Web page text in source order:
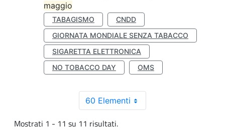
maggio
TABAGISMO
CNDD
GIORNATA MONDIALE SENZA TABACCO
SIGARETTA ELETTRONICA
NO TOBACCO DAY
OMS
60 Elementi
Mostrati 1 - 11 su 11 risultati.